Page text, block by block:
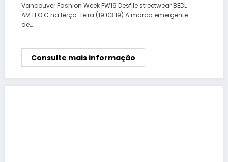
Vancouver Fashion Week FW19 Desfile streetwear BEDL
AM H.O.C na terça-feira (19.03.19) A marca emergente
de…
Consulte mais informação